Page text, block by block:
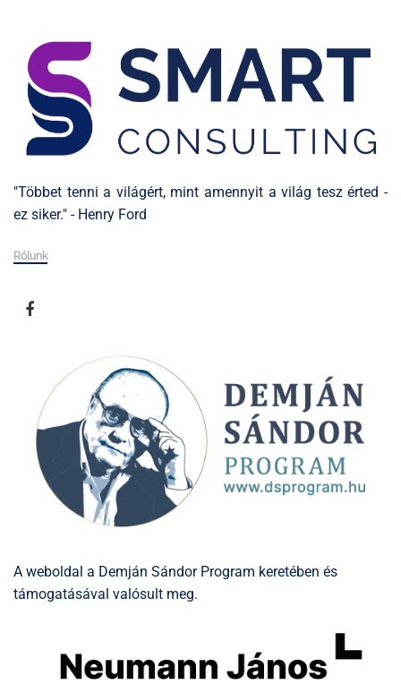
"Többet tenni a világért, mint amennyit a világ tesz érted -
ez siker." - Henry Ford
Rólunk
A weboldal a Demján Sándor Program keretében és
támogatásával valósult meg.